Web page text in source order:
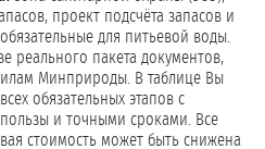
проект подсчёта запасов и
для питьевой воды.
реального пакета документов,
Минприроды. В таблице Вы
обязательных этапов с
и точными сроками. Все
стоимость может быть снижена